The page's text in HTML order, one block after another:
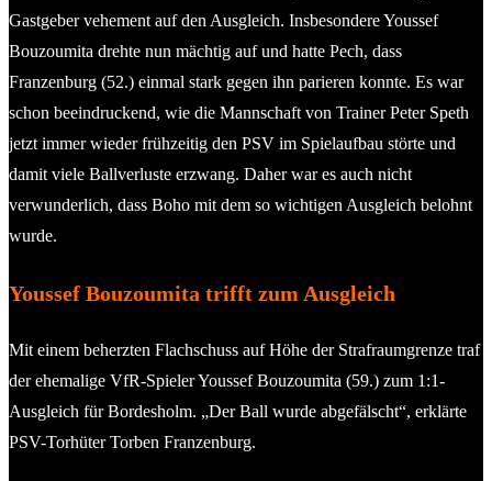
Gastgeber vehement auf den Ausgleich. Insbesondere Youssef
Bouzoumita drehte nun mächtig auf und hatte Pech, dass
Franzenburg (52.) einmal stark gegen ihn parieren konnte. Es war
schon beeindruckend, wie die Mannschaft von Trainer Peter Speth
jetzt immer wieder frühzeitig den PSV im Spielaufbau störte und
damit viele Ballverluste erzwang. Daher war es auch nicht
verwunderlich, dass Boho mit dem so wichtigen Ausgleich belohnt
wurde.
Youssef Bouzoumita trifft zum Ausgleich
Mit einem beherzten Flachschuss auf Höhe der Strafraumgrenze traf
der ehemalige VfR-Spieler Youssef Bouzoumita (59.) zum 1:1-
Ausgleich für Bordesholm. „Der Ball wurde abgefälscht“, erklärte
PSV-Torhüter Torben Franzenburg.